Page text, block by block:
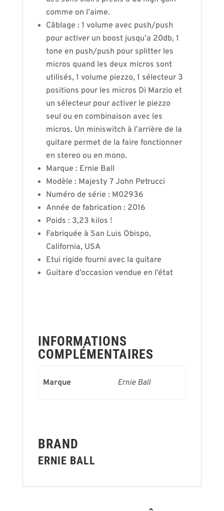
comme on l’aime.
Câblage : 1 volume avec push/push
pour activer un boost jusqu’a 20db, 1
tone en push/push pour splitter les
micros quand les deux micros sont
utilisés, 1 volume piezzo, 1 sélecteur 3
positions pour les micros Di Marzio et
un sélecteur pour activer le piezzo
seul ou en combinaison avec les
micros. Un miniswitch à l’arrière de la
guitare permet de la faire fonctionner
en stereo ou en mono.
Marque : Ernie Ball
Modèle : Majesty 7 John Petrucci
Numéro de série : M02936
Année de fabrication : 2016
Poids : 3,23 kilos !
Fabriquée à San Luis Obispo,
California, USA
Etui rigide fourni avec la guitare
Guitare d’occasion vendue en l’état
INFORMATIONS
COMPLÉMENTAIRES
Marque Ernie Ball
BRAND
ERNIE BALL